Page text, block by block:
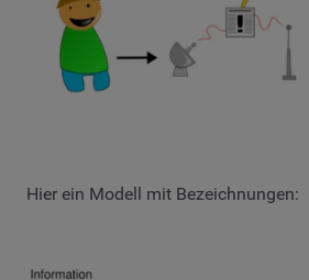
Hier ein Modell mit Bezeichnungen: